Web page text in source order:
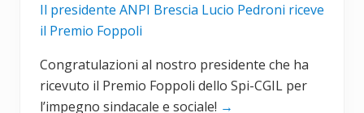
Il presidente ANPI Brescia Lucio Pedroni riceve
il Premio Foppoli
Congratulazioni al nostro presidente che ha
ricevuto il Premio Foppoli dello Spi-CGIL per
l’impegno sindacale e sociale! →